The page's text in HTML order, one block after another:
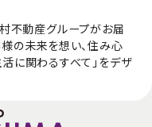
村不動産グループがお届
様の未来を想い、住み心
に関わるすべて」をデザ